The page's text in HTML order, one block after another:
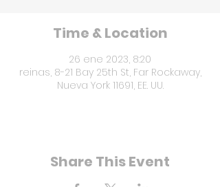
Time & Location
26 ene 2023, 8:20
reinas, 8-21 Bay 25th St, Far Rockaway,
Nueva York 11691, EE. UU.
Share This Event